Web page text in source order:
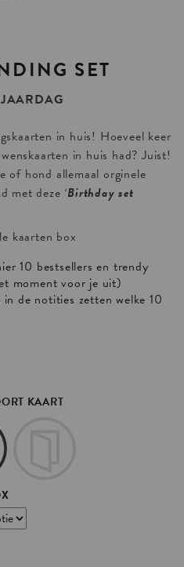
SET
in huis! Hoeveel keer
in huis had? Juist!
of hond allemaal orginele
met deze ‘Birthday set
kaarten box
10 bestsellers en trendy
moment voor je uit)
de notities zetten welke 10
KAART